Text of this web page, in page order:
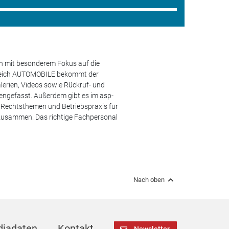
mit besonderem Fokus auf die
AUTOMOBILE bekommt der
Videos sowie Rückruf- und
Außerdem gibt es im asp-
und Betriebspraxis für
Das richtige Fachpersonal
Nach oben